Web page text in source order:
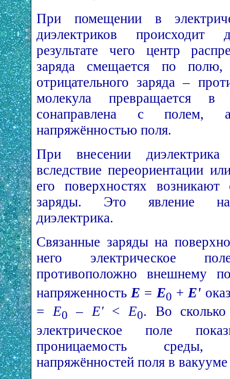
При помещении в
диэлектриков
результате чего центр
заряда смещается по полю,
отрицательного заряда –
молекула превращается
сонаправлена с полем,
напряжённостью поля.
При внесении
вследствие переориентации
его поверхностях возникают
заряды. Это явление
диэлектрика.
Связанные заряды на
него электрическое
противоположно внешнему
напряженность Е = E0 + E'
=Е0 –E'<Е0. Во сколько
электрическое поле
проницаемость
напряжённостей поля в